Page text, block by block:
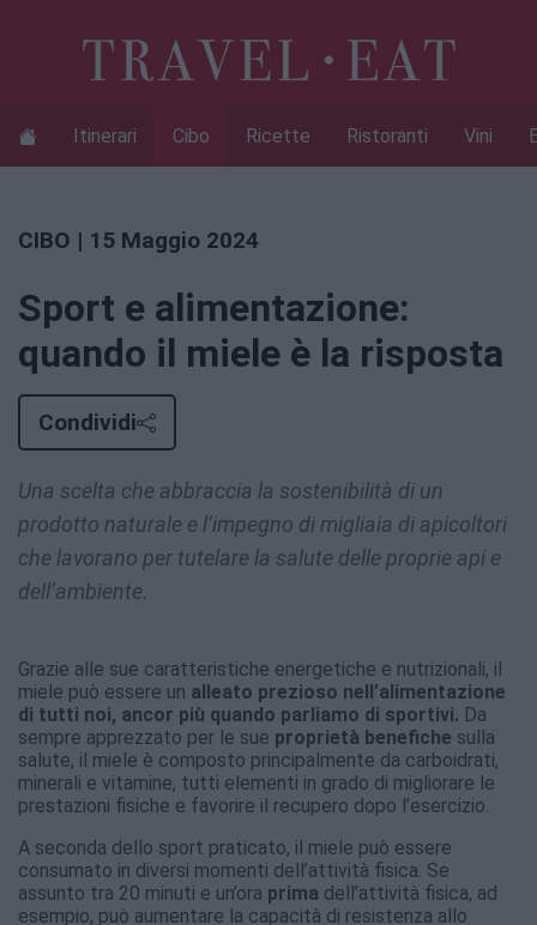
Itinerari Cibo Ricette Ristoranti Vini
CIBO | 15 Maggio 2024
Sport e alimentazione:
quando il miele è la risposta
Condividi
Una scelta che abbraccia la sostenibilità di un
prodotto naturale e l’impegno di migliaia di apicoltori
che lavorano per tutelare la salute delle proprie api e
dell’ambiente.
Grazie alle sue caratteristiche energetiche e nutrizionali, il
miele può essere un alleato prezioso nell’alimentazione
di tutti noi, ancor più quando parliamo di sportivi. Da
sempre apprezzato per le sue proprietà benefiche sulla
salute, il miele è composto principalmente da carboidrati,
minerali e vitamine, tutti elementi in grado di migliorare le
prestazioni fisiche e favorire il recupero dopo l’esercizio.
A seconda dello sport praticato, il miele può essere
consumato in diversi momenti dell’attività fisica. Se
assunto tra 20 minuti e un’ora prima dell’attività fisica, ad
esempio, può aumentare la capacità di resistenza allo